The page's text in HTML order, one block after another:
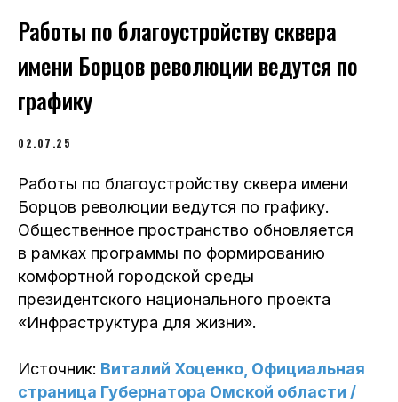
Работы по благоустройству сквера
имени Борцов революции ведутся по
графику
02.07.25
Работы по благоустройству сквера имени
Борцов революции ведутся по графику.
Общественное пространство обновляется
в рамках программы по формированию
комфортной городской среды
президентского национального проекта
«Инфраструктура для жизни».
Источник: Виталий Хоценко, Официальная
страница Губернатора Омской области /